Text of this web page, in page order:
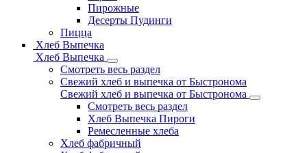
Пирожные
Десерты Пудинги
Пицца
Хлеб Выпечка
Хлеб Выпечка
Смотреть весь раздел
Свежий хлеб и выпечка от Быстронома
Свежий хлеб и выпечка от Быстронома
Смотреть весь раздел
Хлеб Выпечка Пироги
Ремесленные хлеба
Хлеб фабричный